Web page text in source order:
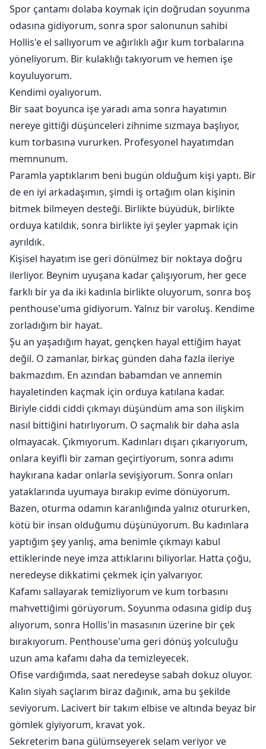
Spor çantamı dolaba koymak için doğrudan soyunma
odasına gidiyorum, sonra spor salonunun sahibi
Hollis'e el sallıyorum ve ağırlıklı ağır kum torbalarına
yöneliyorum. Bir kulaklığı takıyorum ve hemen işe
koyuluyorum.
Kendimi oyalıyorum.
Bir saat boyunca işe yaradı ama sonra hayatımın
nereye gittiği düşünceleri zihnime sızmaya başlıyor,
kum torbasına vururken. Profesyonel hayatımdan
memnunum.
Paramla yaptıklarım beni bugün olduğum kişi yaptı. Bir
de en iyi arkadaşımın, şimdi iş ortağım olan kişinin
bitmek bilmeyen desteği. Birlikte büyüdük, birlikte
orduya katıldık, sonra birlikte iyi şeyler yapmak için
ayrıldık.
Kişisel hayatım ise geri dönülmez bir noktaya doğru
ilerliyor. Beynim uyuşana kadar çalışıyorum, her gece
farklı bir ya da iki kadınla birlikte oluyorum, sonra boş
penthouse'uma gidiyorum. Yalnız bir varoluş. Kendime
zorladığım bir hayat.
Şu an yaşadığım hayat, gençken hayal ettiğim hayat
değil. O zamanlar, birkaç günden daha fazla ileriye
bakmazdım. En azından babamdan ve annemin
hayaletinden kaçmak için orduya katılana kadar.
Biriyle ciddi ciddi çıkmayı düşündüm ama son ilişkim
nasıl bittiğini hatırlıyorum. O saçmalık bir daha asla
olmayacak. Çıkmıyorum. Kadınları dışarı çıkarıyorum,
onlara keyifli bir zaman geçirtiyorum, sonra adımı
haykırana kadar onlarla sevişiyorum. Sonra onları
yataklarında uyumaya bırakıp evime dönüyorum.
Bazen, oturma odamın karanlığında yalnız otururken,
kötü bir insan olduğumu düşünüyorum. Bu kadınlara
yaptığım şey yanlış, ama benimle çıkmayı kabul
ettiklerinde neye imza attıklarını biliyorlar. Hatta çoğu,
neredeyse dikkatimi çekmek için yalvarıyor.
Kafamı sallayarak temizliyorum ve kum torbasını
mahvettiğimi görüyorum. Soyunma odasına gidip duş
alıyorum, sonra Hollis'in masasının üzerine bir çek
bırakıyorum. Penthouse'uma geri dönüş yolculuğu
uzun ama kafamı daha da temizleyecek.
Ofise vardığımda, saat neredeyse sabah dokuz oluyor.
Kalın siyah saçlarım biraz dağınık, ama bu şekilde
seviyorum. Lacivert bir takım elbise ve altında beyaz bir
gömlek giyiyorum, kravat yok.
Sekreterim bana gülümseyerek selam veriyor ve